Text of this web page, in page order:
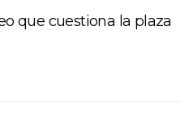
que cuestiona la plaza